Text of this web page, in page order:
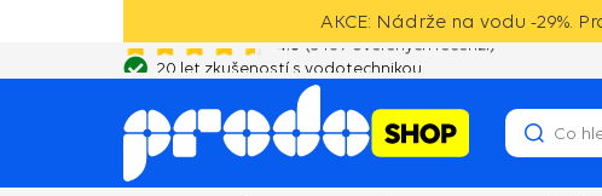
AKCE: Nádrže na vodu -29%.
20 let zkušeností s vodotechnikou